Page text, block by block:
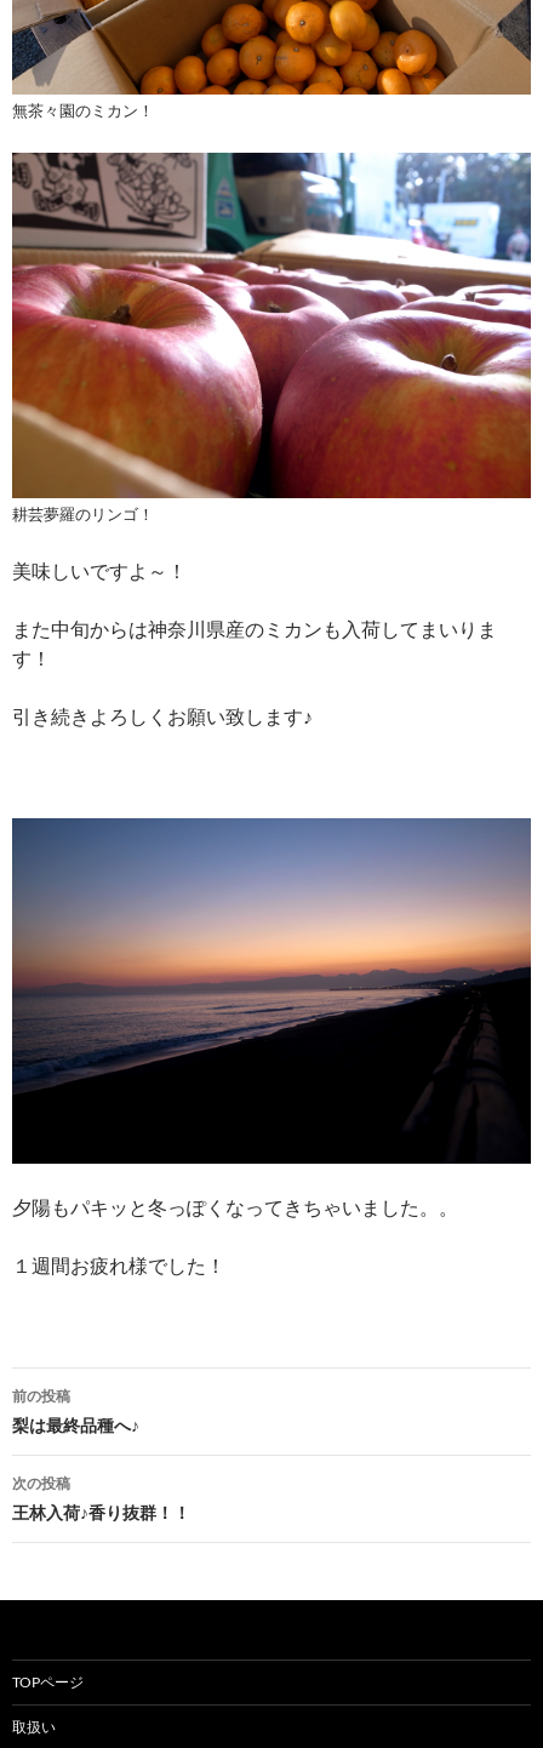
無茶々園のミカン！
耕芸夢羅のリンゴ！
美味しいですよ～！
また中旬からは神奈川県産のミカンも入荷してまいりま
す！
引き続きよろしくお願い致します♪
夕陽もパキッと冬っぽくなってきちゃいました。。
１週間お疲れ様でした！
投
稿
ナ
ビ
ー
ョ
ン
前の投稿
梨は最終品種へ♪
次の投稿
王林入荷♪香り抜群！！
TOPページ
取扱い